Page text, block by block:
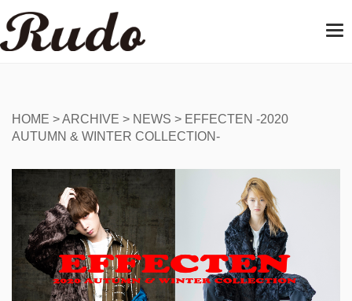
T
v
HOME >ARCHIVE > NEWS > EFFECTEN -2020
AUTUMN & WINTER COLLECTION-